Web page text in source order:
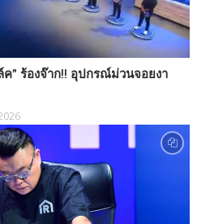
” ร้องจ๊าก!! อุปกรณ์ม่วนจอยงา